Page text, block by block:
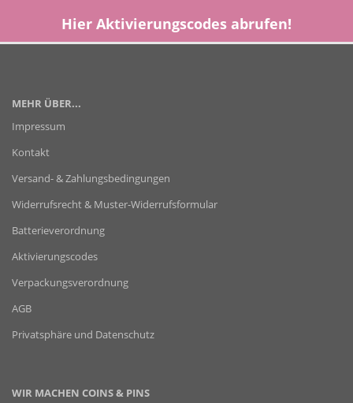
Hier Aktivierungscodes abrufen!
MEHR ÜBER...
Impressum
Kontakt
Versand- & Zahlungsbedingungen
Widerrufsrecht & Muster-Widerrufsformular
Batterieverordnung
Aktivierungscodes
Verpackungsverordnung
AGB
Privatsphäre und Datenschutz
WIR MACHEN COINS & PINS